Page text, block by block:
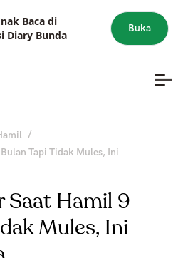
Baca di
Diary Bunda
Buka
/
Tapi Tidak Mules, Ini
Saat Hamil 9
Mules, Ini